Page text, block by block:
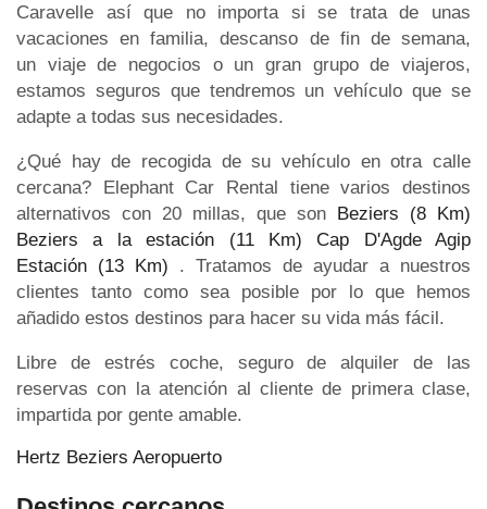
Caravelle así que no importa si se trata de unas
vacaciones en familia, descanso de fin de semana,
un viaje de negocios o un gran grupo de viajeros,
estamos seguros que tendremos un vehículo que se
adapte a todas sus necesidades.
¿Qué hay de recogida de su vehículo en otra calle
cercana? Elephant Car Rental tiene varios destinos
alternativos con 20 millas, que son Beziers (8 Km)
Beziers a la estación (11 Km)
Cap D'Agde Agip
Estación (13 Km) . Tratamos de ayudar a nuestros
clientes tanto como sea posible por lo que hemos
añadido estos destinos para hacer su vida más fácil.
Libre de estrés coche, seguro de alquiler de las
reservas con la atención al cliente de primera clase,
impartida por gente amable.
Hertz Beziers Aeropuerto